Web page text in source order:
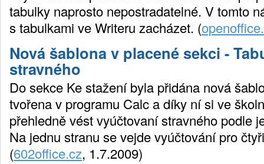
tabulky naprosto nepostradatelné. V tomto
s tabulkami ve Writeru zacházet. (
Nová šablona v placené sekci -
stravného
Do sekce Ke stažení byla přidána nová
tvořena v programu Calc a díky ní si ve
přehledně vést vyúčtovaní stravného podle
Na jednu stranu se vejde vyúčtování pro
(602office.cz, 1.7.2009)